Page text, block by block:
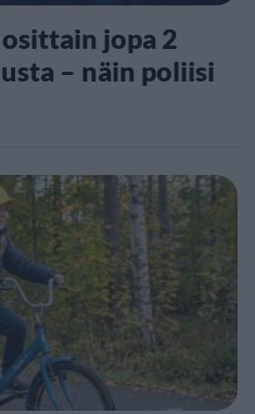
jopa 2
– näin poliisi